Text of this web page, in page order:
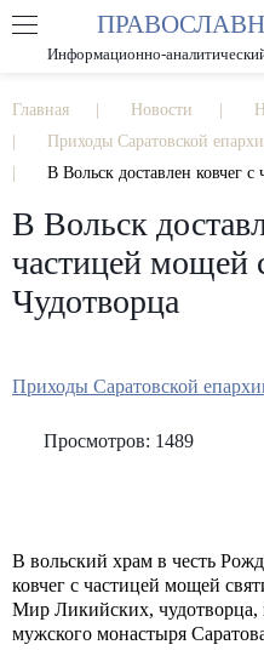
РАЗМЕР
Информационно-
Главная Новости
Приходы Саратовской
В Вольск доставлен ковчег с
В Вольск
частицей мощей
Чудотворца
Приходы Саратовской
Просмотров: 1489
В вольский храм в честь
ковчег с частицей мощей
Мир Ликийских, чудотворца,
мужского монастыря